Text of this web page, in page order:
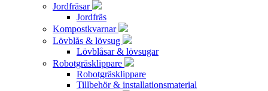
Jordfräsar
Jordfräs
Kompostkvarnar
Lövblås & lövsug
Lövblåsar & lövsugar
Robotgräsklippare
Robotgräsklippare
Tillbehör & installationsmaterial